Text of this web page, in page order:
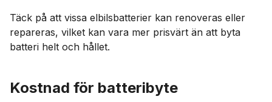
Täck på att vissa elbilsbatterier kan renoveras eller
repareras, vilket kan vara mer prisvärt än att byta
batteri helt och hållet.
Kostnad för batteribyte